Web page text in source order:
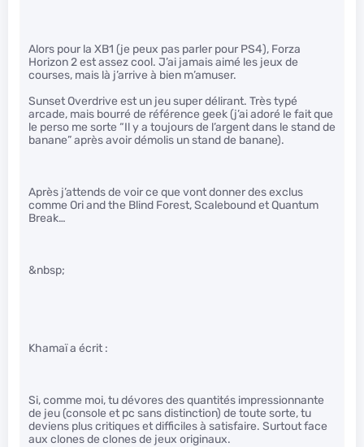
Alors pour la XB1 (je peux pas parler pour PS4), Forza
Horizon 2 est assez cool. J’ai jamais aimé les jeux de
courses, mais là j’arrive à bien m’amuser.
Sunset Overdrive est un jeu super délirant. Très typé
arcade, mais bourré de référence geek (j’ai adoré le fait que
le perso me sorte “Il y a toujours de l’argent dans le stand de
banane” après avoir démolis un stand de banane).
Après j’attends de voir ce que vont donner des exclus
comme Ori and the Blind Forest, Scalebound et Quantum
Break…
&nbsp;
Khamaï a écrit :
Si, comme moi, tu dévores des quantités impressionnante
de jeu (console et pc sans distinction) de toute sorte, tu
deviens plus critiques et difficiles à satisfaire. Surtout face
aux clones de clones de jeux originaux.